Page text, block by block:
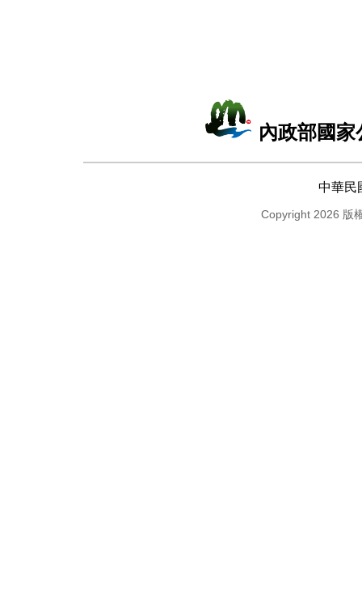
內政部國
中華民
Copyright 2026 版